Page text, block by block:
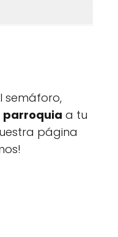
semáforo,
parroquia a tu
página